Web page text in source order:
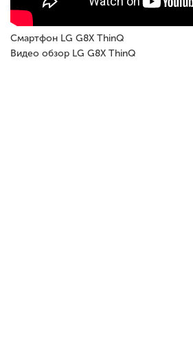
Смартфон LG G8X ThinQ
Видео обзор LG G8X ThinQ